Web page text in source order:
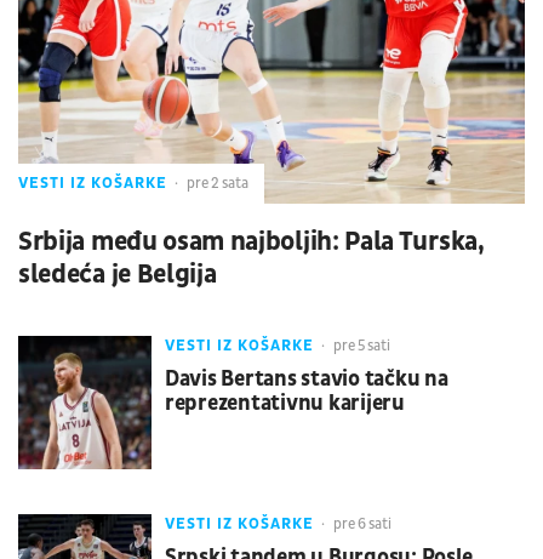
VESTI IZ KOŠARKE pre 2 sata
Srbija među osam najboljih: Pala Turska,
sledeća je Belgija
VESTI IZ KOŠARKE pre 5 sati
Davis Bertans stavio tačku na
reprezentativnu karijeru
VESTI IZ KOŠARKE pre 6 sati